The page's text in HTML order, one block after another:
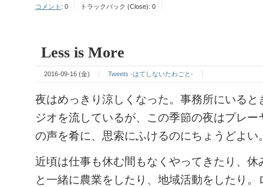
コメント : 0 トラックバック (Close): 0
Less is More
2016-09-16 (金) Tweets -はてしないたわごと-
夜はめっきり涼しくなった。事務所にいると
ジオを流しているが、この季節の夜はプレ
の声を肴に、思索にふけるのにちょうどよい
近頃は仕事も休む間もなくやってきたり、休
と一緒に農業をしたり、地域活動をしたり